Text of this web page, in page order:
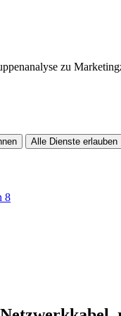
zu
Alle Dienste erlauben
8